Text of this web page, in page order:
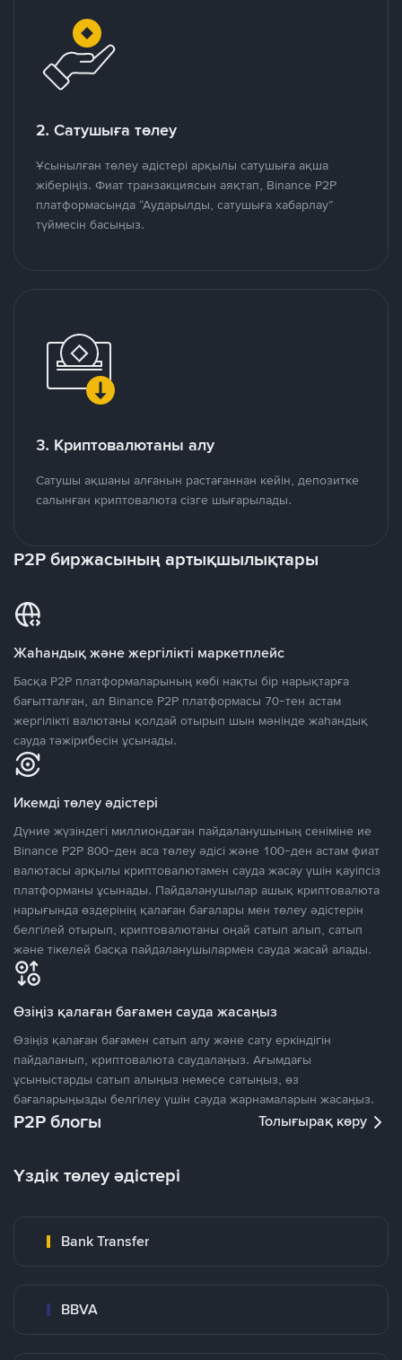
2. Сатушыға төлеу
Ұсынылған төлеу әдістері арқылы сатушыға ақша
жіберіңіз. Фиат транзакциясын аяқтап, Binance P2P
платформасында “Аударылды, сатушыға хабарлау”
түймесін басыңыз.
3. Криптовалютаны алу
Сатушы ақшаны алғанын растағаннан кейін, депозитке
салынған криптовалюта сізге шығарылады.
P2P биржасының артықшылықтары
Жаһандық және жергілікті маркетплейс
Басқа P2P платформаларының көбі нақты бір нарықтарға
бағытталған, ал Binance P2P платформасы 70-тен астам
жергілікті валютаны қолдай отырып шын мәнінде жаһандық
сауда тәжірибесін ұсынады.
Икемді төлеу әдістері
Дүние жүзіндегі миллиондаған пайдаланушының сеніміне ие
Binance P2P 800-ден аса төлеу әдісі және 100-ден астам фиат
валютасы арқылы криптовалютамен сауда жасау үшін қауіпсіз
платформаны ұсынады. Пайдаланушылар ашық криптовалюта
нарығында өздерінің қалаған бағалары мен төлеу әдістерін
белгілей отырып, криптовалютаны оңай сатып алып, сатып
және тікелей басқа пайдаланушылармен сауда жасай алады.
Өзіңіз қалаған бағамен сауда жасаңыз
Өзіңіз қалаған бағамен сатып алу және сату еркіндігін
пайдаланып, криптовалюта саудалаңыз. Ағымдағы
ұсыныстарды сатып алыңыз немесе сатыңыз, өз
бағаларыңызды белгілеу үшін сауда жарнамаларын жасаңыз.
P2P блогы Толығырақ көру
Үздік төлеу әдістері
Bank Transfer
BBVA